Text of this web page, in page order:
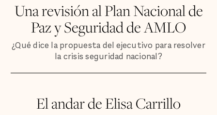
Una revisión al Plan Nacional de
Paz y Seguridad de AMLO
¿Qué dice la propuesta del ejecutivo para resolver
la crisis seguridad nacional?
El andar de Elisa Carrillo